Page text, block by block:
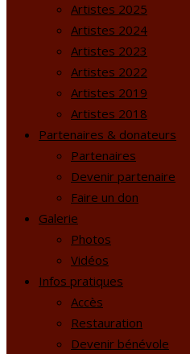
Artistes 2025
Artistes 2024
Artistes 2023
Artistes 2022
Artistes 2019
Artistes 2018
Partenaires & donateurs
Partenaires
Devenir partenaire
Faire un don
Galerie
Photos
Vidéos
Infos pratiques
Accès
Restauration
Devenir bénévole